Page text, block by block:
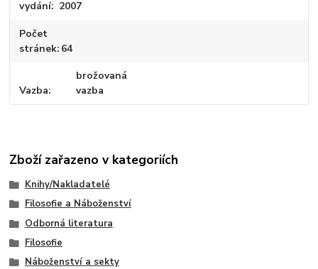
vydání
2007
Počet
stránek 64
Vazba
brožovaná
vazba
Zboží zařazeno v kategoriích
Knihy/Nakladatelé
Filosofie a Náboženství
Odborná literatura
Filosofie
Náboženství a sekty